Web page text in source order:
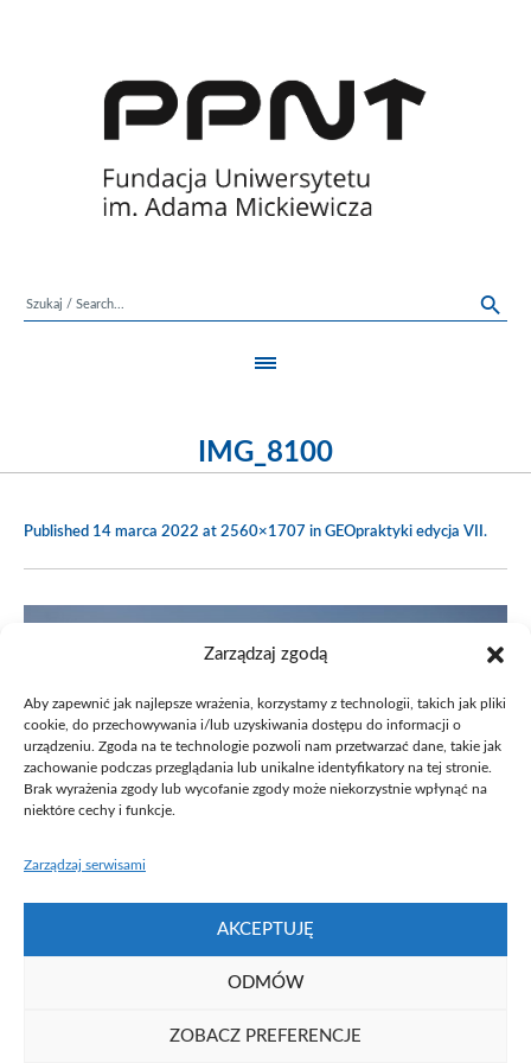
Zarządzaj zgodą
Aby zapewnić jak najlepsze wrażenia, korzystamy z technologii, takich jak pliki
cookie, do przechowywania i/lub uzyskiwania dostępu do informacji o
urządzeniu. Zgoda na te technologie pozwoli nam przetwarzać dane, takie jak
zachowanie podczas przeglądania lub unikalne identyfikatory na tej stronie.
Brak wyrażenia zgody lub wycofanie zgody może niekorzystnie wpłynąć na
niektóre cechy i funkcje.
Zarządzaj serwisami
AKCEPTUJĘ
ODMÓW
ZOBACZ PREFERENCJE
IMG_8100
Published 14 marca 2022 at 2560×1707 in GEOpraktyki edycja VII .